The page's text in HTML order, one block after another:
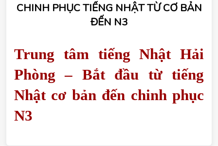
CHINH PHỤC TIẾNG NHẬT TỪ CƠ BẢN
ĐẾN N3
Trung tâm tiếng Nhật Hải
Phòng – Bắt đầu từ tiếng
Nhật cơ bản đến chinh phục
N3